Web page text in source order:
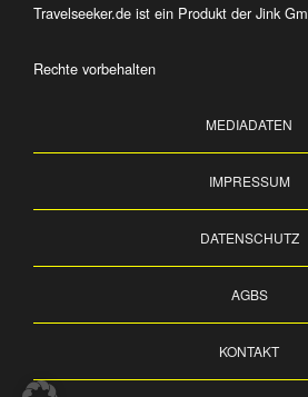
Travelseeker.de ist ein Produkt der Jink
Rechte vorbehalten
MEDIADATEN
IMPRESSUM
DATENSCHUTZ
AGBS
KONTAKT